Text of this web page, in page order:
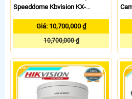
Speeddome Kbvision KX-
C100NK
Giá: 10,700,000 ₫
10,700,000 ₫